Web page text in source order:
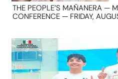
THE PEOPLE’S MAÑANERA —
CONFERENCE — FRIDAY,